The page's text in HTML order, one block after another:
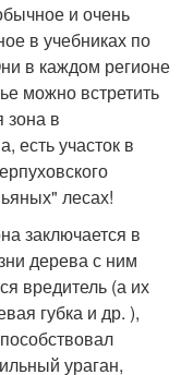
и очень
в учебниках по
в каждом регионе
можно встретить
зона в
есть участок в
лесах!
заключается в
дерева с ним
вредитель (а их
губка и др. ),
ураган,